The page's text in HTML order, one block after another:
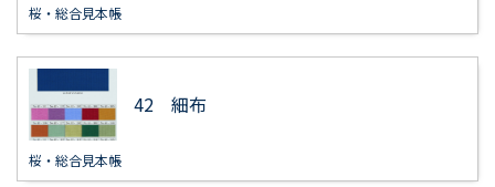
桜・総合見本帳
42 細布
桜・総合見本帳